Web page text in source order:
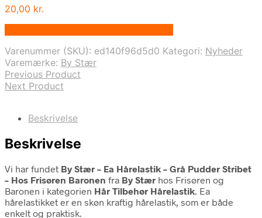
20,00 kr.
Varenummer (SKU): ed140f96d5d0 Kategori: Nyheder
Varemærke: By Stær
Previous Product
Next Product
Beskrivelse
Beskrivelse
Vi har fundet By Stær – Ea Hårelastik – Grå Pudder Stribet
– Hos Frisøren Baronen fra By Stær hos Frisøren og
Baronen i kategorien Hår Tilbehør Hårelastik. Ea
hårelastikket er en skøn kraftig hårelastik, som er både
enkelt og praktisk.